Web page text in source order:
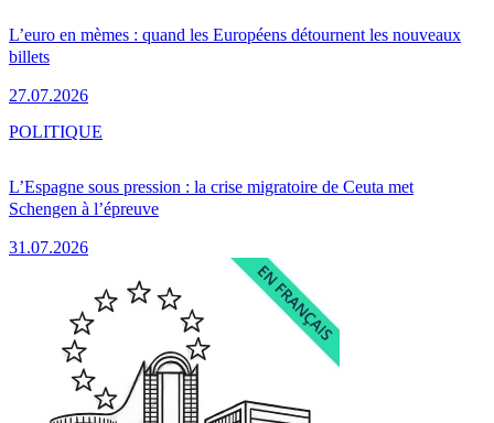
L’euro en mèmes : quand les Européens détournent les nouveaux
billets
27.07.2026
L’Espagne sous pression : la crise migratoire de Ceuta met
Schengen à l’épreuve
31.07.2026
POLITIQUE